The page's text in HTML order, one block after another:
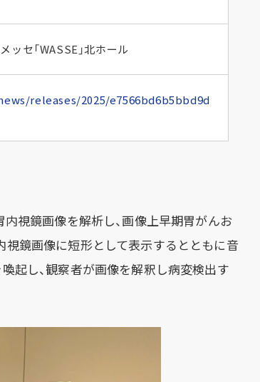
ッセ「WASSE」北ホール
releases/2025/e7566bd6b5bbd9d
視鏡画像を解析し、画像上早期胃がんお
視鏡画像に短形として表示するとともに音
起し、観察者が画像を解釈し病変検出す